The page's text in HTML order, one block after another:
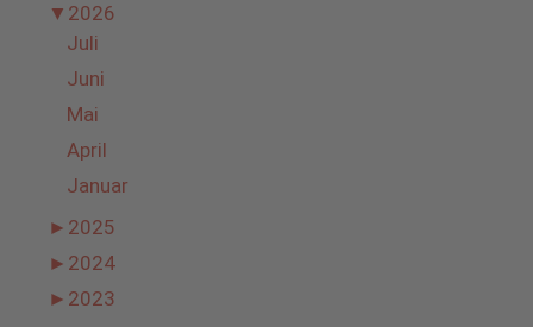
▼ 2026
Juli
Juni
Mai
April
Januar
► 2025
► 2024
► 2023